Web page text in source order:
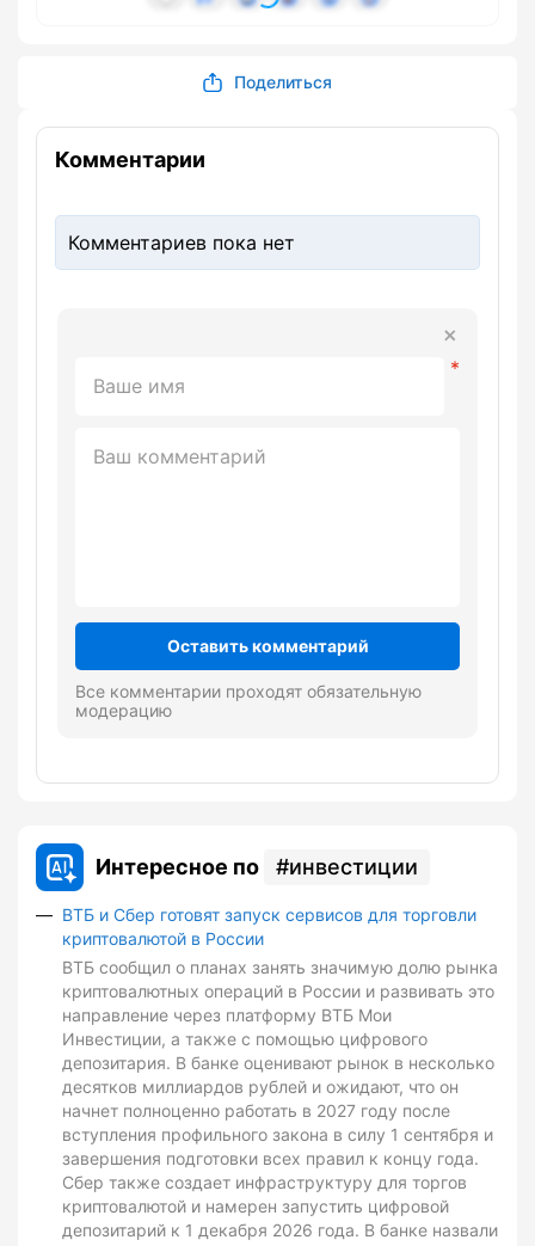
Поделиться
Комментарии
Комментариев пока нет
Оставить комментарий
Все комментарии проходят обязательную
модерацию
Интересное по инвестиции
ВТБ и Сбер готовят запуск сервисов для торговли
криптовалютой в России
ВТБ сообщил о планах занять значимую долю рынка
криптовалютных операций в России и развивать это
направление через платформу ВТБ Мои
Инвестиции, а также с помощью цифрового
депозитария. В банке оценивают рынок в несколько
десятков миллиардов рублей и ожидают, что он
начнет полноценно работать в 2027 году после
вступления профильного закона в силу 1 сентября и
завершения подготовки всех правил к концу года.
Сбер также создает инфраструктуру для торгов
криптовалютой и намерен запустить цифровой
депозитарий к 1 декабря 2026 года. В банке назвали